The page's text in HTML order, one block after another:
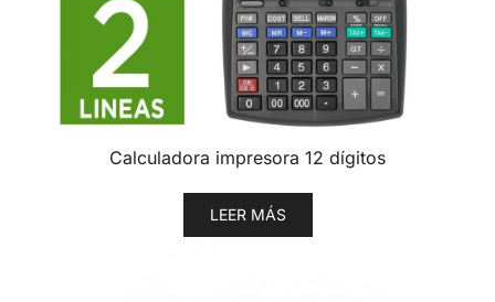
Calculadora impresora 12 dígitos
LEER MÁS